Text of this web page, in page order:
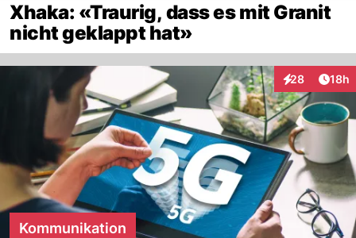
Xhaka: «Traurig, dass es mit Granit
nicht geklappt hat»
28
Interaktionen
18h
Kommunikation